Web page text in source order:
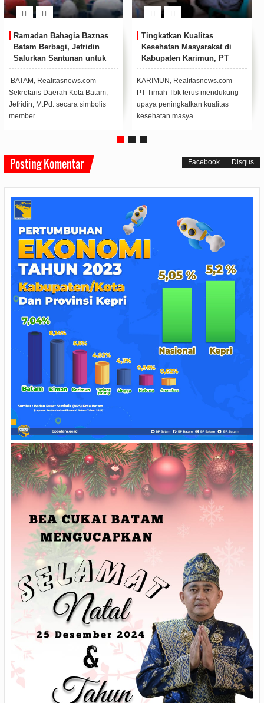
Personil Satbinmas Berikan
Tausiah pada Acara
Peringatan Isra’ Mi’raj di
SMPN 1 Singkep Pesisir
LINGGA, Realitasnews.com -
Polres Lingga melalui Satbinmas
Polres Lingga menghadiri
sekaligus ...
Pemerintah Kabupaten
Asahan Apresiasi Kinerja
Polres Asahan
ASAHAN, Realitasnews.com -
Pemerintah Kabupaten Asahan
apresiasi kinerja Polres Asahan
dalam menjaga...
Posting Komentar Facebook Disqus